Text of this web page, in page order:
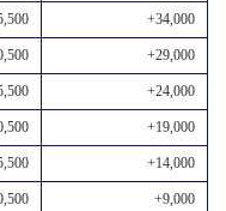
+34,000
+29,000
+24,000
+19,000
+14,000
+9,000